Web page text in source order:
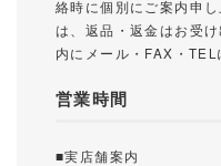
絡時に個別にご案内申
は、返品・返金はお受
内にメール・FAX・TEL
営業時間
■実店舗案内